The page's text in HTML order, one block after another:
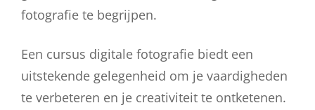
fotografie te begrijpen.
Een cursus digitale fotografie biedt een
uitstekende gelegenheid om je vaardigheden
te verbeteren en je creativiteit te ontketenen.